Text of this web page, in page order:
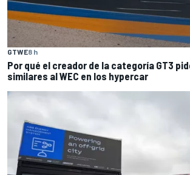
GTWE8 h
Por qué el creador de la categoría GT3
similares al WEC en los hypercar